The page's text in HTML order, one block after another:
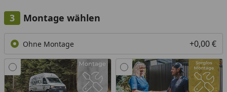
Montage wählen
Ohne Montage +0,00 €